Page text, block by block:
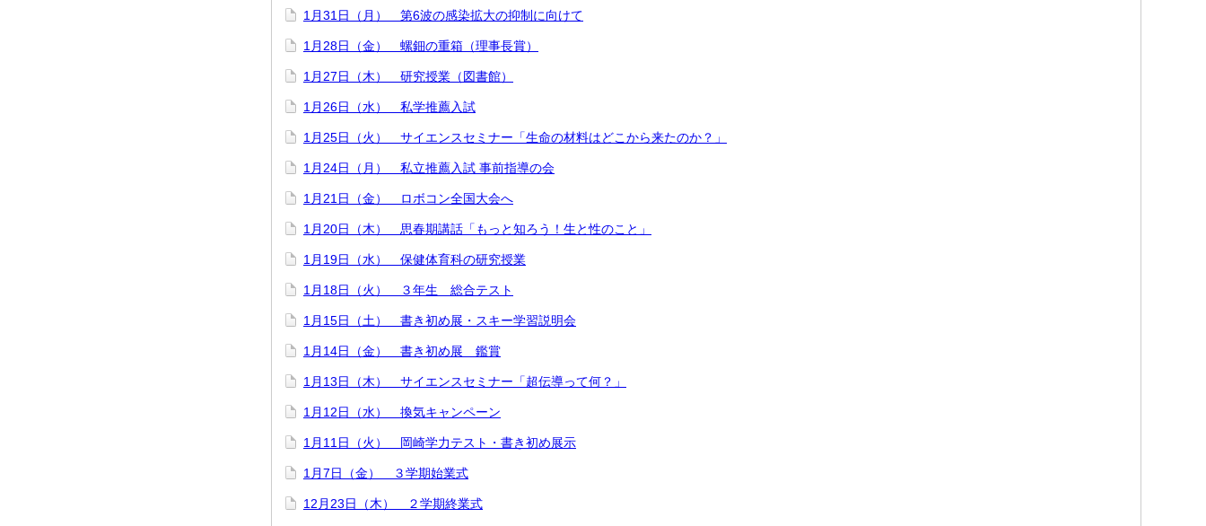
1月31日（月） 第6波の感染拡大の抑制に向けて
1月28日（金） 螺鈿の重箱（理事長賞）
1月27日（木） 研究授業（図書館）
1月26日（水） 私学推薦入試
1月25日（火） サイエンスセミナー「生命の材料はどこから来たのか？」
1月24日（月） 私立推薦入試 事前指導の会
1月21日（金） ロボコン全国大会へ
1月20日（木） 思春期講話「もっと知ろう！生と性のこと」
1月19日（水） 保健体育科の研究授業
1月18日（火） ３年生 総合テスト
1月15日（土） 書き初め展・スキー学習説明会
1月14日（金） 書き初め展 鑑賞
1月13日（木） サイエンスセミナー「超伝導って何？」
1月12日（水） 換気キャンペーン
1月11日（火） 岡崎学力テスト・書き初め展示
1月7日（金） ３学期始業式
12月23日（木） ２学期終業式